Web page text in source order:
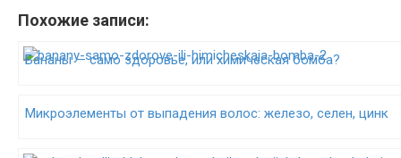
Похожие записи:
Бананы — само здоровье, или химическая бомба?
Микроэлементы от выпадения волос: железо, селен, цинк